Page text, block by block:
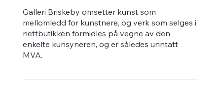
Galleri Briskeby omsetter kunst som
mellomledd for kunstnere, og verk som selges i
nettbutikken formidles på vegne av den
enkelte kunsyneren, og er således unntatt
MVA.